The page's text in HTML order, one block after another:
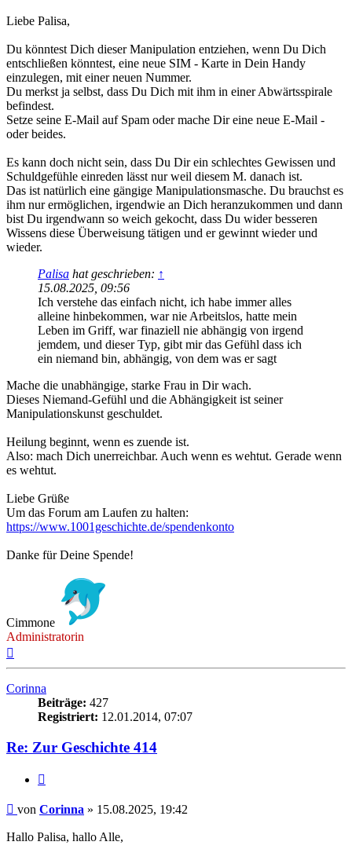
Liebe Palisa,
Du könntest Dich dieser Manipulation entziehen, wenn Du Dich
entschließen könntest, eine neue SIM - Karte in Dein Handy
einzulegen, mit einer neuen Nummer.
Du merkst ja selbst, dass Du Dich mit ihm in einer Abwärtsspirale
befindest.
Setze seine E-Mail auf Spam oder mache Dir eine neue E-Mail -
oder beides.
Es kann doch nicht sein, dass Du Dir ein schlechtes Gewissen und
Schuldgefühle einreden lässt nur weil diesem M. danach ist.
Das ist natürlich eine gängige Manipulationsmasche. Du brauchst es
ihm nur ermöglichen, irgendwie an Dich heranzukommen und dann
bist Du irgendwann so weich gekocht, dass Du wider besseren
Wissens diese Überweisung tätigen und er gewinnt wieder und
wieder.
Palisa hat geschrieben: ↑
15.08.2025, 09:56
Ich verstehe das einfach nicht, ich habe immer alles
alleine hinbekommen, war nie Arbeitslos, hatte mein
Leben im Griff, war finaziell nie abhängig von irgend
jemdem, und dieser Typ, gibt mir das Gefühl dass ich
ein niemand bin, abhängig, von dem was er sagt
Mache die unabhängige, starke Frau in Dir wach.
Dieses Niemand-Gefühl und die Abhängigkeit ist seiner
Manipulationskunst geschuldet.
Heilung beginnt, wenn es zuende ist.
Also: mach Dich unerreichbar. Auch wenn es wehtut. Gerade wenn
es wehtut.
Liebe Grüße
Um das Forum am Laufen zu halten:
https://www.1001geschichte.de/spendenkonto
Danke für Deine Spende!
Cimmone
Administratorin
Corinna
Beiträge: 427
Registriert: 12.01.2014, 07:07
Re: Zur Geschichte 414
Beitrag
von Corinna » 15.08.2025, 19:42
Hallo Palisa, hallo Alle,